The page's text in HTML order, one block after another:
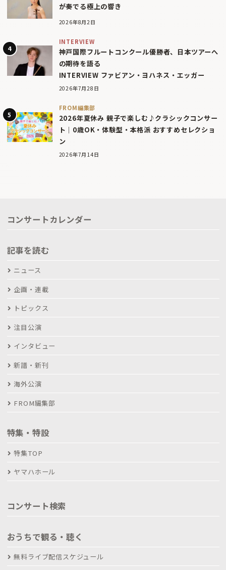
が奏でる極上の響き
2026年8月2日
INTERVIEW
神戸国際フルートコンクール優勝者、日本ツアーへ
の期待を語る
INTERVIEW ファビアン・ヨハネス・エッガー
2026年7月28日
FROM編集部
2026年夏休み 親子で楽しむ♪クラシックコンサー
ト｜0歳OK・体験型・本格派 おすすめセレクショ
ン
2026年7月14日
コンサートカレンダー
記事を読む
ニュース
企画・連載
トピックス
注目公演
インタビュー
新譜・新刊
海外公演
FROM編集部
特集・特設
特集TOP
ヤマハホール
コンサート検索
おうちで観る・聴く
無料ライブ配信スケジュール